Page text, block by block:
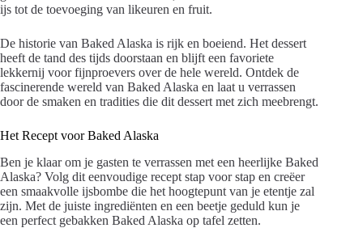
ijs tot de toevoeging van likeuren en fruit.
De historie van Baked Alaska is rijk en boeiend. Het dessert
heeft de tand des tijds doorstaan en blijft een favoriete
lekkernij voor fijnproevers over de hele wereld. Ontdek de
fascinerende wereld van Baked Alaska en laat u verrassen
door de smaken en tradities die dit dessert met zich meebrengt.
Het Recept voor Baked Alaska
Ben je klaar om je gasten te verrassen met een heerlijke Baked
Alaska? Volg dit eenvoudige recept stap voor stap en creëer
een smaakvolle ijsbombe die het hoogtepunt van je etentje zal
zijn. Met de juiste ingrediënten en een beetje geduld kun je
een perfect gebakken Baked Alaska op tafel zetten.